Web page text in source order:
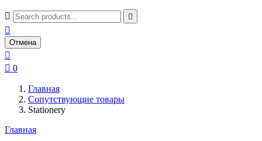
 

Отмена

 0
Главная
Сопутствующие товары
Stationery
Главная